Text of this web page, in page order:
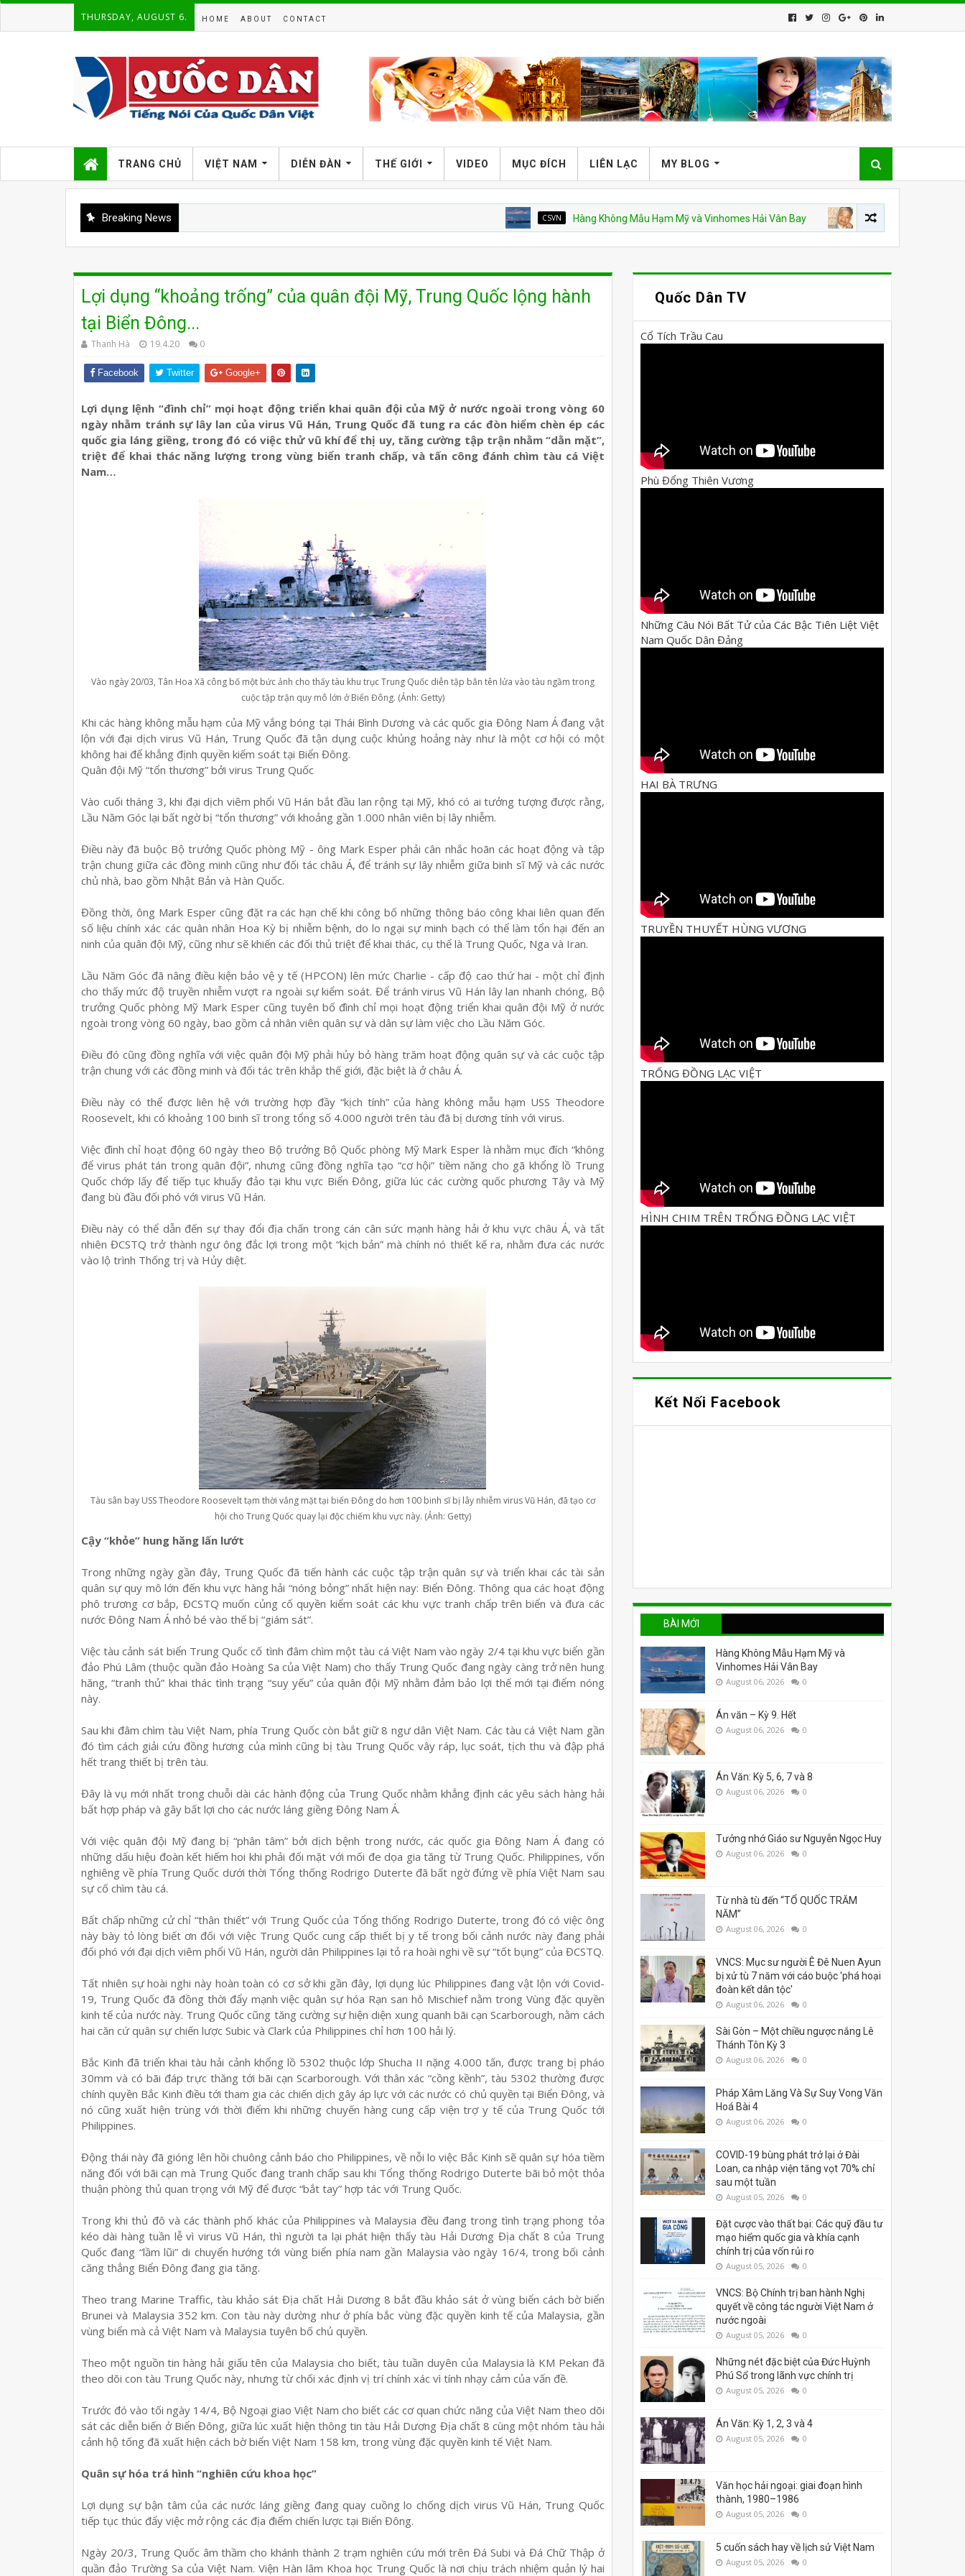
THURSDAY, AUGUST 6. HOME ABOUT CONTACT
TRANG CHỦ VIỆT NAM DIỄN ĐÀN THẾ GIỚI VIDEO MỤC ĐÍCH LIÊN LẠC MY BLOG
Breaking News CSVN Hàng Không Mẫu Hạm Mỹ và Vinhomes Hải Vân Bay CSVN Án văn – Kỳ 9. Hết
Lợi dụng “khoảng trống” của quân đội Mỹ, Trung Quốc lộng hành
tại Biển Đông...
Thanh Hà 19.4.20 0
Facebook Twitter Google+
Lợi dụng lệnh “đình chỉ” mọi hoạt động triển khai quân đội của Mỹ ở nước ngoài trong vòng 60
ngày nhằm tránh sự lây lan của virus Vũ Hán, Trung Quốc đã tung ra các đòn hiểm chèn ép các
quốc gia láng giềng, trong đó có việc thử vũ khí để thị uy, tăng cường tập trận nhằm “dằn mặt”,
triệt để khai thác năng lượng trong vùng biển tranh chấp, và tấn công đánh chìm tàu cá Việt
Nam…
Vào ngày 20/03, Tân Hoa Xã công bố một bức ảnh cho thấy tàu khu trục Trung Quốc diễn tập bắn tên lửa vào tàu ngầm trong
cuộc tập trận quy mô lớn ở Biển Đông. (Ảnh: Getty)
Khi các hàng không mẫu hạm của Mỹ vắng bóng tại Thái Bình Dương và các quốc gia Đông Nam Á đang vật
lộn với đại dịch virus Vũ Hán, Trung Quốc đã tận dụng cuộc khủng hoảng này như là một cơ hội có một
không hai để khẳng định quyền kiểm soát tại Biển Đông.
Quân đội Mỹ “tổn thương” bởi virus Trung Quốc
Vào cuối tháng 3, khi đại dịch viêm phổi Vũ Hán bắt đầu lan rộng tại Mỹ, khó có ai tưởng tượng được rằng,
Lầu Năm Góc lại bất ngờ bị “tổn thương” với khoảng gần 1.000 nhân viên bị lây nhiễm.
Điều này đã buộc Bộ trưởng Quốc phòng Mỹ - ông Mark Esper phải cân nhắc hoãn các hoạt động và tập
trận chung giữa các đồng minh cũng như đối tác châu Á, để tránh sự lây nhiễm giữa binh sĩ Mỹ và các nước
chủ nhà, bao gồm Nhật Bản và Hàn Quốc.
Đồng thời, ông Mark Esper cũng đặt ra các hạn chế khi công bố những thông báo công khai liên quan đến
số liệu chính xác các quân nhân Hoa Kỳ bị nhiễm bệnh, do lo ngại sự minh bạch có thể làm tổn hại đến an
ninh của quân đội Mỹ, cũng như sẽ khiến các đối thủ triệt để khai thác, cụ thể là Trung Quốc, Nga và Iran.
Lầu Năm Góc đã nâng điều kiện bảo vệ y tế (HPCON) lên mức Charlie - cấp độ cao thứ hai - một chỉ định
cho thấy mức độ truyền nhiễm vượt ra ngoài sự kiểm soát. Để tránh virus Vũ Hán lây lan nhanh chóng, Bộ
trưởng Quốc phòng Mỹ Mark Esper cũng tuyên bố đình chỉ mọi hoạt động triển khai quân đội Mỹ ở nước
ngoài trong vòng 60 ngày, bao gồm cả nhân viên quân sự và dân sự làm việc cho Lầu Năm Góc.
Điều đó cũng đồng nghĩa với việc quân đội Mỹ phải hủy bỏ hàng trăm hoạt động quân sự và các cuộc tập
trận chung với các đồng minh và đối tác trên khắp thế giới, đặc biệt là ở châu Á.
Điều này có thể được liên hệ với trường hợp đầy “kịch tính” của hàng không mẫu hạm USS Theodore
Roosevelt, khi có khoảng 100 binh sĩ trong tổng số 4.000 người trên tàu đã bị dương tính với virus.
Việc đình chỉ hoạt động 60 ngày theo Bộ trưởng Bộ Quốc phòng Mỹ Mark Esper là nhằm mục đích “không
để virus phát tán trong quân đội”, nhưng cũng đồng nghĩa tạo “cơ hội” tiềm năng cho gã khổng lồ Trung
Quốc chớp lấy để tiếp tục khuấy đảo tại khu vực Biển Đông, giữa lúc các cường quốc phương Tây và Mỹ
đang bù đầu đối phó với virus Vũ Hán.
Điều này có thể dẫn đến sự thay đổi địa chấn trong cán cân sức mạnh hàng hải ở khu vực châu Á, và tất
nhiên ĐCSTQ trở thành ngư ông đắc lợi trong một “kịch bản” mà chính nó thiết kế ra, nhằm đưa các nước
vào lộ trình Thống trị và Hủy diệt.
Tàu sân bay USS Theodore Roosevelt tạm thời vắng mặt tại biển Đông do hơn 100 binh sĩ bị lây nhiễm virus Vũ Hán, đã tạo cơ
hội cho Trung Quốc quay lại độc chiếm khu vực này. (Ảnh: Getty)
Cậy “khỏe” hung hăng lấn lướt
Trong những ngày gần đây, Trung Quốc đã tiến hành các cuộc tập trận quân sự và triển khai các tài sản
quân sự quy mô lớn đến khu vực hàng hải “nóng bỏng” nhất hiện nay: Biển Đông. Thông qua các hoạt động
phô trương cơ bắp, ĐCSTQ muốn củng cố quyền kiểm soát các khu vực tranh chấp trên biển và đưa các
nước Đông Nam Á nhỏ bé vào thế bị “giám sát”.
Việc tàu cảnh sát biển Trung Quốc cố tình đâm chìm một tàu cá Việt Nam vào ngày 2/4 tại khu vực biển gần
đảo Phú Lâm (thuộc quần đảo Hoàng Sa của Việt Nam) cho thấy Trung Quốc đang ngày càng trở nên hung
hăng, “tranh thủ” khai thác tình trạng “suy yếu” của quân đội Mỹ nhằm đảm bảo lợi thế mới tại điểm nóng
này.
Sau khi đâm chìm tàu Việt Nam, phía Trung Quốc còn bắt giữ 8 ngư dân Việt Nam. Các tàu cá Việt Nam gần
đó tìm cách giải cứu đồng hương của mình cũng bị tàu Trung Quốc vây ráp, lục soát, tịch thu và đập phá
hết trang thiết bị trên tàu.
Đây là vụ mới nhất trong chuỗi dài các hành động của Trung Quốc nhằm khẳng định các yêu sách hàng hải
bất hợp pháp và gây bất lợi cho các nước láng giềng Đông Nam Á.
Với việc quân đội Mỹ đang bị “phân tâm” bởi dịch bệnh trong nước, các quốc gia Đông Nam Á đang có
những dấu hiệu đoàn kết hiếm hoi khi phải đối mặt với mối đe dọa gia tăng từ Trung Quốc. Philippines, vốn
nghiêng về phía Trung Quốc dưới thời Tổng thống Rodrigo Duterte đã bất ngờ đứng về phía Việt Nam sau
sự cố chìm tàu cá.
Bất chấp những cử chỉ “thân thiết” với Trung Quốc của Tổng thống Rodrigo Duterte, trong đó có việc ông
này bày tỏ lòng biết ơn đối với việc Trung Quốc cung cấp thiết bị y tế trong bối cảnh nước này đang phải
đối phó với đại dịch viêm phổi Vũ Hán, người dân Philippines lại tỏ ra hoài nghi về sự “tốt bụng” của ĐCSTQ.
Tất nhiên sự hoài nghi này hoàn toàn có cơ sở khi gần đây, lợi dụng lúc Philippines đang vật lộn với Covid-
19, Trung Quốc đã đồng thời đẩy mạnh việc quân sự hóa Rạn san hô Mischief nằm trong Vùng đặc quyền
kinh tế của nước này. Trung Quốc cũng tăng cường sự hiện diện xung quanh bãi cạn Scarborough, nằm cách
hai căn cứ quân sự chiến lược Subic và Clark của Philippines chỉ hơn 100 hải lý.
Bắc Kinh đã triển khai tàu hải cảnh khổng lồ 5302 thuộc lớp Shucha II nặng 4.000 tấn, được trang bị pháo
30mm và có bãi đáp trực thăng tới bãi cạn Scarborough. Với thân xác “cồng kềnh”, tàu 5302 thường được
chính quyền Bắc Kinh điều tới tham gia các chiến dịch gây áp lực với các nước có chủ quyền tại Biển Đông, và
nó cũng xuất hiện trùng với thời điểm khi những chuyến hàng cung cấp viện trợ y tế của Trung Quốc tới
Philippines.
Động thái này đã gióng lên hồi chuông cảnh báo cho Philippines, về nỗi lo việc Bắc Kinh sẽ quân sự hóa tiềm
năng đối với bãi cạn mà Trung Quốc đang tranh chấp sau khi Tổng thống Rodrigo Duterte bãi bỏ một thỏa
thuận phòng thủ quan trọng với Mỹ để được “bắt tay” hợp tác với Trung Quốc.
Trong khi thủ đô và các thành phố khác của Philippines và Malaysia đều đang trong tình trạng phong tỏa
kéo dài hàng tuần lễ vì virus Vũ Hán, thì người ta lại phát hiện thấy tàu Hải Dương Địa chất 8 của Trung
Quốc đang “lầm lũi” di chuyển hướng tới vùng biển phía nam gần Malaysia vào ngày 16/4, trong bối cảnh
căng thẳng Biển Đông đang gia tăng.
Theo trang Marine Traffic, tàu khảo sát Địa chất Hải Dương 8 bắt đầu khảo sát ở vùng biển cách bờ biển
Brunei và Malaysia 352 km. Con tàu này dường như ở phía bắc vùng đặc quyền kinh tế của Malaysia, gần
vùng biển mà cả Việt Nam và Malaysia tuyên bố chủ quyền.
Theo một nguồn tin hàng hải giấu tên của Malaysia cho biết, tàu tuần duyên của Malaysia là KM Pekan đã
theo dõi con tàu Trung Quốc này, nhưng từ chối xác định vị trí chính xác vì tính nhạy cảm của vấn đề.
Trước đó vào tối ngày 14/4, Bộ Ngoại giao Việt Nam cho biết các cơ quan chức năng của Việt Nam theo dõi
sát các diễn biến ở Biển Đông, giữa lúc xuất hiện thông tin tàu Hải Dương Địa chất 8 cùng một nhóm tàu hải
cảnh hộ tống đã xuất hiện cách bờ biển Việt Nam 158 km, trong vùng đặc quyền kinh tế Việt Nam.
Quân sự hóa trá hình “nghiên cứu khoa học”
Lợi dụng sự bận tâm của các nước láng giềng đang quay cuồng lo chống dịch virus Vũ Hán, Trung Quốc
tiếp tục thúc đẩy việc mở rộng các địa điểm chiến lược tại Biển Đông.
Ngày 20/3, Trung Quốc âm thầm cho khánh thành 2 trạm nghiên cứu mới trên Đá Subi và Đá Chữ Thập ở
quần đảo Trường Sa của Việt Nam. Viện Hàn lâm Khoa học Trung Quốc là nơi chịu trách nhiệm quản lý hai
Quốc Dân TV
Cổ Tích Trầu Cau
Phù Đổng Thiên Vương
Những Câu Nói Bất Tử của Các Bậc Tiên Liệt Việt
Nam Quốc Dân Đảng
HAI BÀ TRƯNG
TRUYỀN THUYẾT HÙNG VƯƠNG
TRỐNG ĐỒNG LẠC VIỆT
HÌNH CHIM TRÊN TRỐNG ĐỒNG LẠC VIỆT
Kết Nối Facebook
BÀI MỚI
Hàng Không Mẫu Hạm Mỹ và
Vinhomes Hải Vân Bay
August 06, 2026 0
Án văn – Kỳ 9. Hết
August 06, 2026 0
Án Văn: Kỳ 5, 6, 7 và 8
August 06, 2026 0
Tưởng nhớ Giáo sư Nguyễn Ngọc Huy
August 06, 2026 0
Từ nhà tù đến “TỔ QUỐC TRĂM
NĂM”
August 06, 2026 0
VNCS: Mục sư người Ê Đê Nuen Ayun
bị xử tù 7 năm với cáo buộc 'phá hoại
đoàn kết dân tộc'
August 06, 2026 0
Sài Gòn – Một chiều ngược nắng Lê
Thánh Tôn Kỳ 3
August 06, 2026 0
Pháp Xâm Lăng Và Sự Suy Vong Văn
Hoá Bài 4
August 06, 2026 0
COVID-19 bùng phát trở lại ở Đài
Loan, ca nhập viện tăng vọt 70% chỉ
sau một tuần
August 05, 2026 0
Đặt cược vào thất bại: Các quỹ đầu tư
mạo hiểm quốc gia và khía cạnh
chính trị của vốn rủi ro
August 05, 2026 0
VNCS: Bộ Chính trị ban hành Nghị
quyết về công tác người Việt Nam ở
nước ngoài
August 05, 2026 0
Những nét đặc biệt của Đức Huỳnh
Phú Sổ trong lãnh vực chính trị
August 05, 2026 0
Án Văn: Kỳ 1, 2, 3 và 4
August 05, 2026 0
Văn học hải ngoại: giai đoạn hình
thành, 1980–1986
August 05, 2026 0
5 cuốn sách hay về lịch sử Việt Nam
August 05, 2026 0